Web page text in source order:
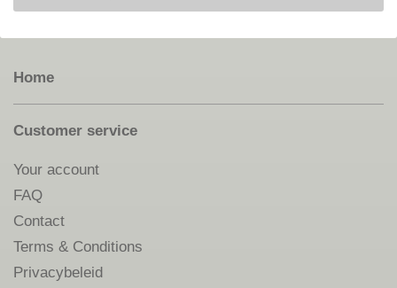
Home
Customer service
Your account
FAQ
Contact
Terms & Conditions
Privacybeleid